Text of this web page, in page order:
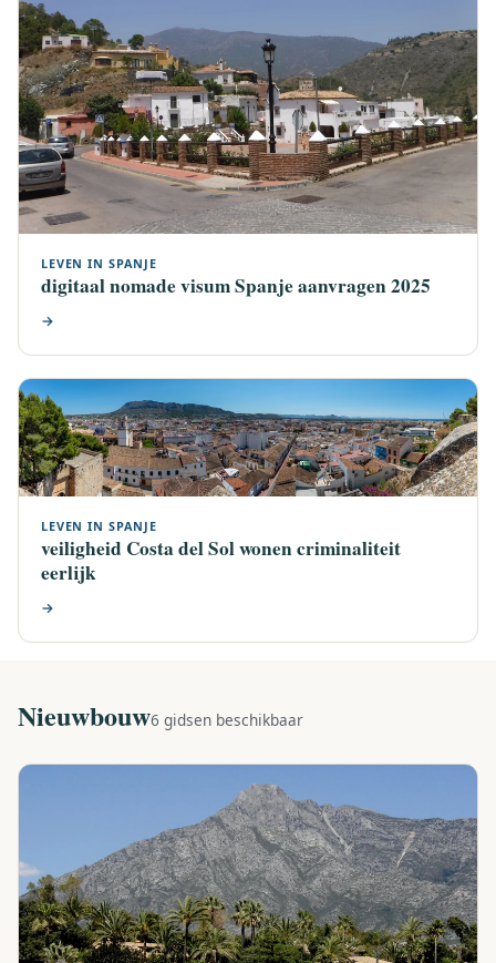
LEVEN IN SPANJE
digitaal nomade visum Spanje aanvragen 2025
→
LEVEN IN SPANJE
veiligheid Costa del Sol wonen criminaliteit
eerlijk
→
Nieuwbouw6 gidsen beschikbaar